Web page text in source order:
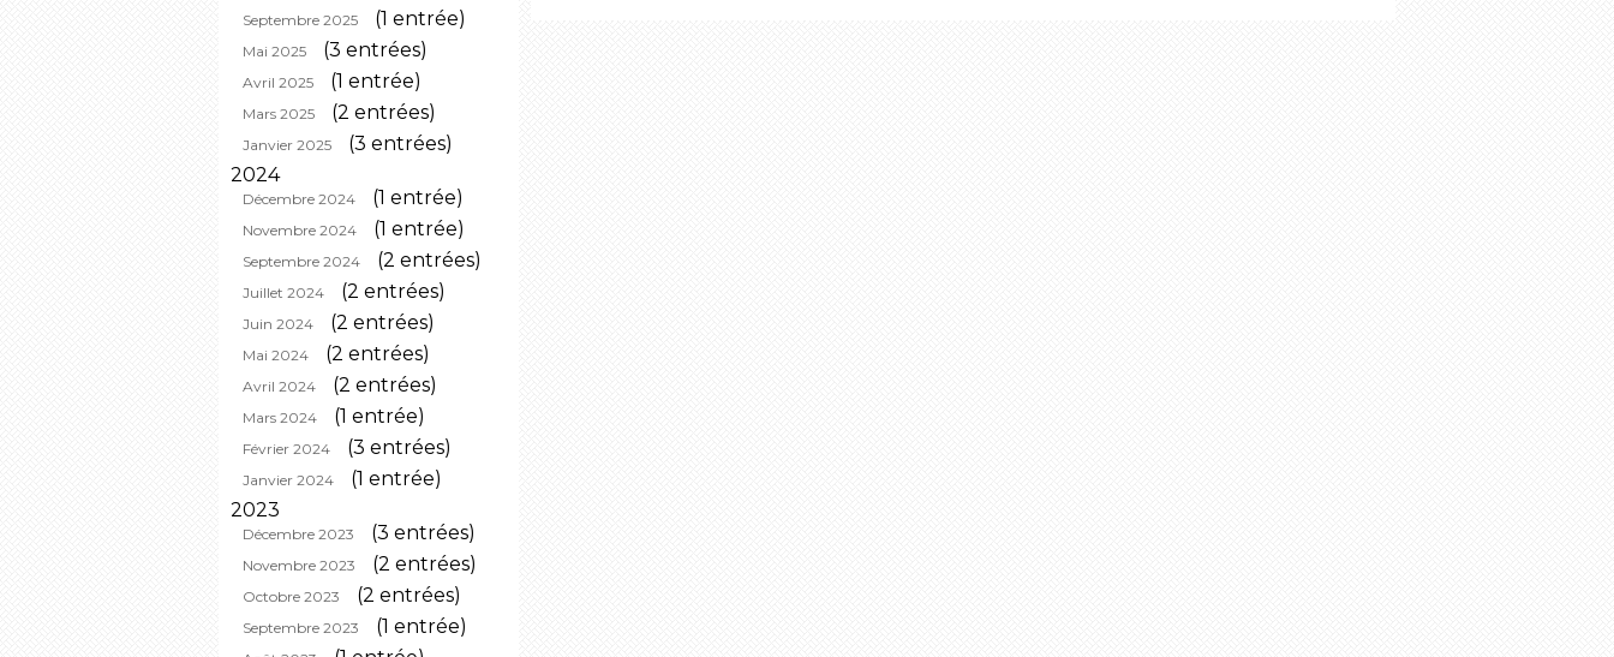
Septembre 2025 (1 entrée)
Mai 2025 (3 entrées)
Avril 2025 (1 entrée)
Mars 2025 (2 entrées)
Janvier 2025
(3 entrées)
2024
Décembre 2024 (1 entrée)
Novembre 2024 (1 entrée)
Septembre 2024 (2 entrées)
Juillet 2024 (2 entrées)
Juin 2024 (2 entrées)
Mai 2024 (2 entrées)
Avril 2024 (2 entrées)
Mars 2024 (1 entrée)
Février 2024 (3 entrées)
Janvier 2024
(1 entrée)
2023
Décembre 2023 (3 entrées)
Novembre 2023 (2 entrées)
Octobre 2023 (2 entrées)
Septembre 2023 (1 entrée)